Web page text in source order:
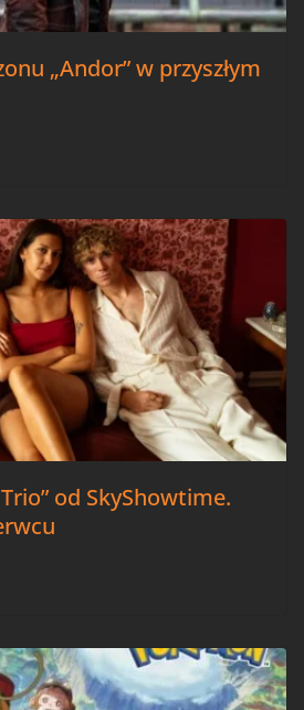
„Andor” w przyszłym
od SkyShowtime.